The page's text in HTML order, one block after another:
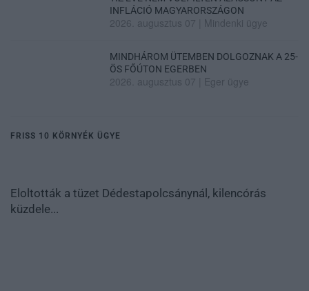
INFLÁCIÓ MAGYARORSZÁGON
2026. augusztus 07 Mindenki ügye
MINDHÁROM ÜTEMBEN DOLGOZNAK A 25-
ÖS FŐÚTON EGERBEN
2026. augusztus 07 Eger ügye
FRISS 10 KÖRNYÉK ÜGYE
Eloltották a tüzet Dédestapolcsánynál, kilencórás
küzdele...